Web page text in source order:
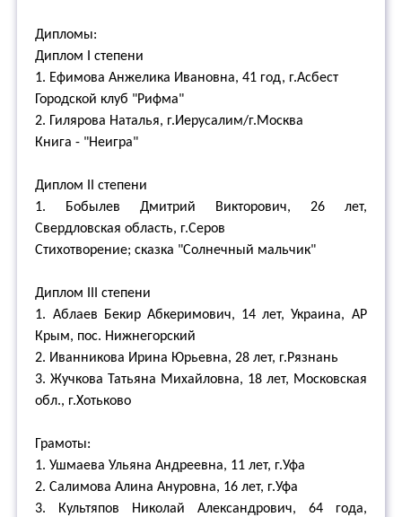
Дипломы:
Диплом I степени
1. Ефимова Анжелика Ивановна, 41 год, г.Асбест
Городской клуб "Рифма"
2. Гилярова Наталья, г.Иерусалим/г.Москва
Книга - "Неигра"
Диплом II степени
1. Бобылев Дмитрий Викторович, 26 лет,
Свердловская область, г.Серов
Стихотворение; сказка "Солнечный мальчик"
Диплом III степени
1. Аблаев Бекир Абкеримович, 14 лет, Украина, АР
Крым, пос. Нижнегорский
2. Иванникова Ирина Юрьевна, 28 лет, г.Рязнань
3. Жучкова Татьяна Михайловна, 18 лет, Московская
обл., г.Хотьково
Грамоты:
1. Ушмаева Ульяна Андреевна, 11 лет, г.Уфа
2. Салимова Алина Ануровна, 16 лет, г.Уфа
3. Культяпов Николай Александрович, 64 года,